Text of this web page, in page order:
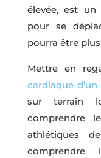
élevée, est un
pour se
pourra être plus
Mettre en
cardiaque d’un
sur terrain
comprendre
athlétiques
comprendre